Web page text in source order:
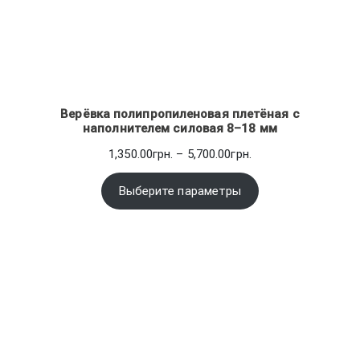
Верёвка полипропиленовая плетёная с
наполнителем силовая 8–18 мм
1,350.00грн. – 5,700.00грн.
1,350.00грн.
–
Выберите параметры